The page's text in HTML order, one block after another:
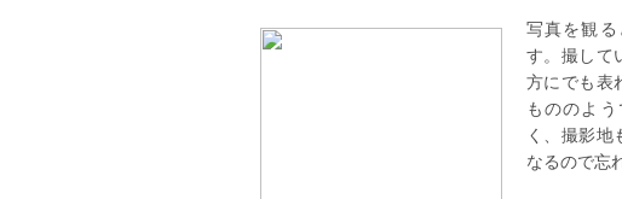
写真を観
す。撮して
方にでも表
もののよ
く、撮影
なるので忘